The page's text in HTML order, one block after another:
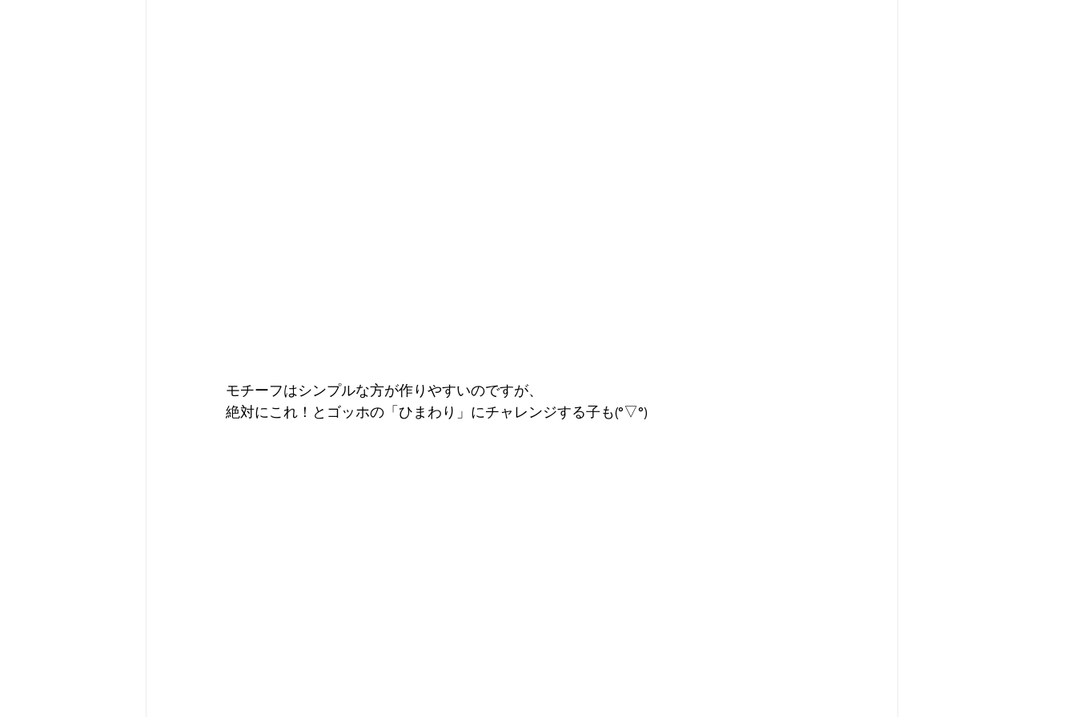
モチーフはシンプルな方が作りやすいのですが、
絶対にこれ！とゴッホの「ひまわり」にチャレンジする子も(°▽°)